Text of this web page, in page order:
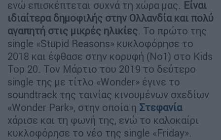
ενώ επισκέπτεται συχνά τη χώρα μας. Είναι
ιδιαίτερα δημοφιλής στην Ολλανδία και πολύ
αγαπητή στις μικρές ηλικίες. Το πρώτο της
single «Stupid Reasons» κυκλοφόρησε το
2018 και έφθασε στην κορυφή (No1) στο Kids
Top 20. Toν Μάρτιο του 2019 το δεύτερο
single της με τίτλο «Wonder» έγινε το
soundtrack της ταινίας κινουμένων σχεδίων
«Wonder Park», στην οποία η Στεφανία
χάρισε και τη φωνή της, ενώ το καλοκαίρι
κυκλοφόρησε το νέο της single «Friday».